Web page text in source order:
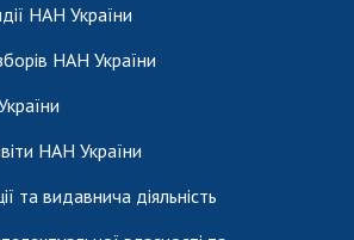
НАН України
НАН України
НАН України
та видавнича діяльність